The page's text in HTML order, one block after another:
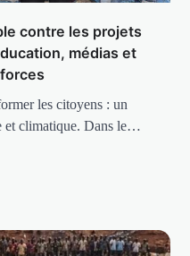
contre les projets
médias et
les citoyens : un
et climatique. Dans le…